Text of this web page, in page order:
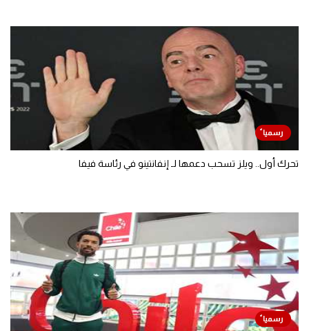
تحرك أول.. ويلز تسحب دعمها لـ إنفانتينو في رئاسة فيفا